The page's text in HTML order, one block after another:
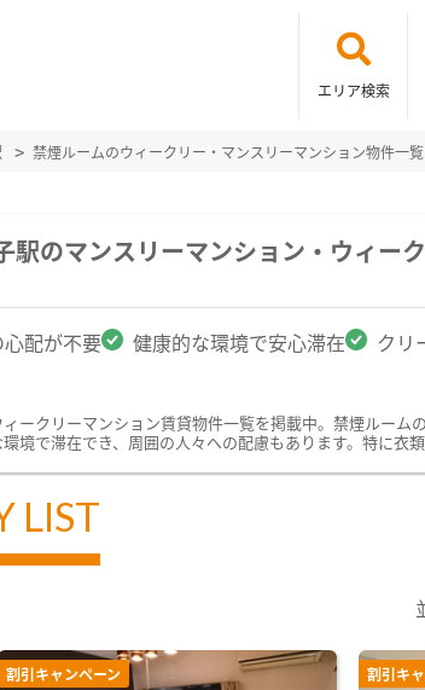
エリア検索
禁煙ルームのウィークリー・マンスリーマンション物件一覧
駅のマンスリーマンション・ウィー
配が不要 健康的な環境で安心滞在 クリ
ークリーマンション賃貸物件一覧を掲載中。禁煙ルー
境で滞在でき、周囲の人々への配慮もあります。特に衣
LIST
割引キャンペーン 割引キ